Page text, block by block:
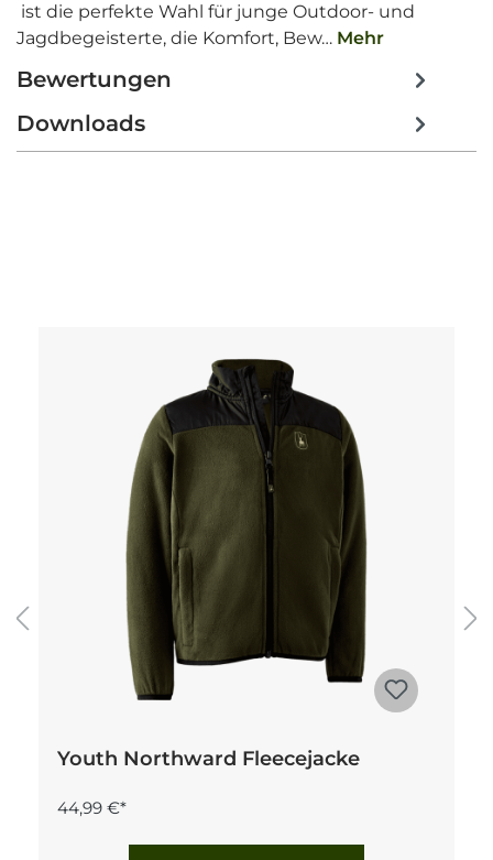
ist die perfekte Wahl für junge Outdoor- und
Jagdbegeisterte, die Komfort, Bew… Mehr
Bewertungen
Downloads
Youth Northward Fleecejacke
44,99 €*